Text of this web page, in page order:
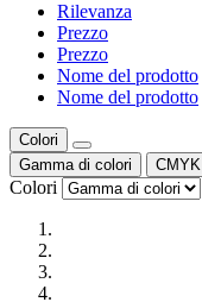
Rilevanza
Prezzo
Prezzo
Nome del prodotto
Nome del prodotto
Colori
Gamma di colori
CMYK
Colori